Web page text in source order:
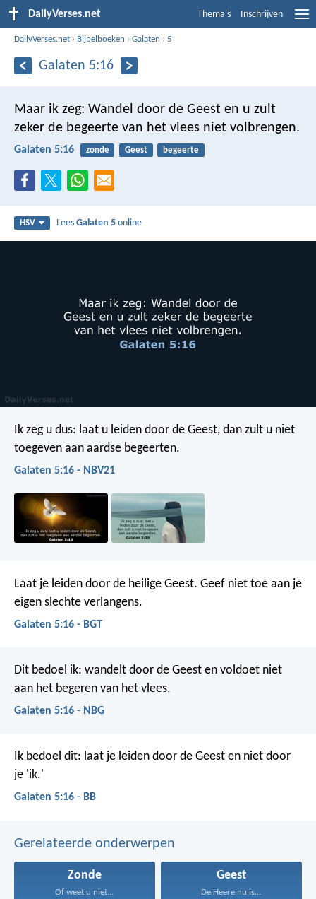
DailyVerses.net Thema's Inschrijven
DailyVerses.net › Bijbelboeken ›Galaten ›5
Galaten 5:16
Maar ik zeg: Wandel door de Geest en u zult
zeker de begeerte van het vlees niet volbrengen.
Galaten 5:16 zonde Geest begeerte
HSV LeesGalaten 5 online
Ik zeg u dus: laat u leiden door de Geest, dan zult u niet
toegeven aan aardse begeerten.
Galaten 5:16 - NBV21
Laat je leiden door de heilige Geest. Geef niet toe aan je
eigen slechte verlangens.
Galaten 5:16 - BGT
Dit bedoel ik: wandelt door de Geest en voldoet niet
aan het begeren van het vlees.
Galaten 5:16 - NBG
Ik bedoel dit: laat je leiden door de Geest en niet door
je 'ik.'
Galaten 5:16 - BB
Gerelateerde onderwerpen
Zonde
Of weet u niet...
Geest
De Heere nu is...